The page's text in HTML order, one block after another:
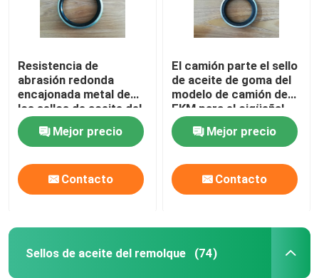
Resistencia de
abrasión redonda
encajonada metal de
los sellos de aceite del
camión del tamaño
estándarMejor precio
Contacto
El camión parte el sello
de aceite de goma del
modelo de camión de
FKM para el cigüeñal,
resistente de alta
temperaturaMejor precio
Contacto
Sellos de aceite del remolque (74)